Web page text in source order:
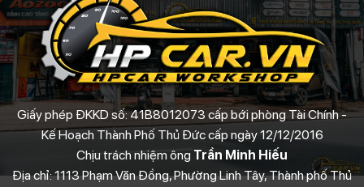
Giấy phép ĐKKD số: 41B8012073 cấp bới phòng Tài Chính -
Kế Hoạch Thành Phố Thủ Đức cấp ngày 12/12/2016
Chịu trách nhiệm ông Trần Minh Hiếu
Địa chỉ: 1113 Phạm Văn Đồng, Phường Linh Tây, Thành phố Thủ